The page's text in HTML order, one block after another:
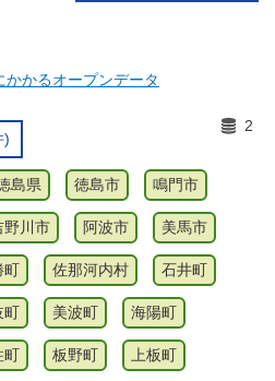
かるオープンデータ
)
2
島県 徳島市 鳴門市
野川市 阿波市 美馬市
町 佐那河内村 石井町
町 美波町 海陽町
町 板野町 上板町